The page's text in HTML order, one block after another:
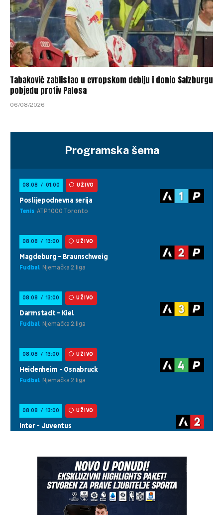
Tabaković zablistao u evropskom debiju i donio Salzburgu
pobjedu protiv Pafosa
06/08/2026
Programska šema